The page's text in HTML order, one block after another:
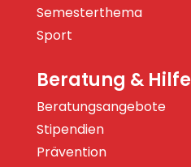
Semesterthema
Sport
Beratung & Hilfe
Beratungsangebote
Stipendien
Prävention